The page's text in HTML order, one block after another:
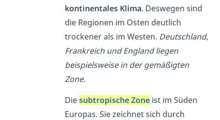
kontinentales Klima. Deswegen sind
die Regionen im Osten deutlich
trockener als im Westen. Deutschland,
Frankreich und England liegen
beispielsweise in der gemäßigten
Zone.
Diesubtropische Zone ist im Süden
Europas. Sie zeichnet sich durch